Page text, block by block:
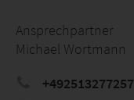
Ansprechpartner
Michael Wortmann
+492513277257